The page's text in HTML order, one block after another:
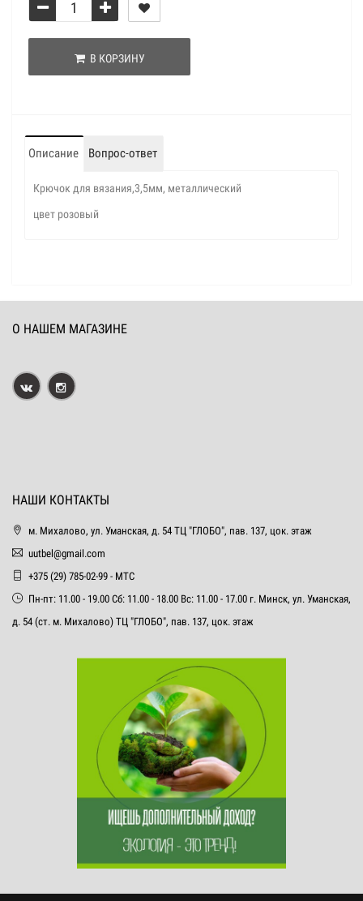
В КОРЗИНУ
Описание Вопрос-ответ
Крючок для вязания,3,5мм, металлический
цвет розовый
О НАШЕМ МАГАЗИНЕ
НАШИ КОНТАКТЫ
м. Михалово, ул. Уманская, д. 54 ТЦ "ГЛОБО", пав. 137, цок. этаж
uutbel@gmail.com
+375 (29) 785-02-99 - МТС
Пн-пт: 11.00 - 19.00 Сб: 11.00 - 18.00 Вс: 11.00 - 17.00 г. Минск, ул. Уманская,
д. 54 (ст. м. Михалово) ТЦ "ГЛОБО", пав. 137, цок. этаж